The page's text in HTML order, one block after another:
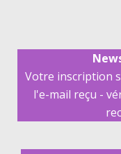
Votre inscription
l'e-mail reçu -